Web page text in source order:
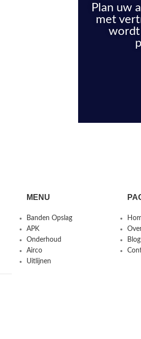
Plan uw
met
wordt
MENU
Banden Opslag
APK
Onderhoud
Airco
Uitlijnen
Blog